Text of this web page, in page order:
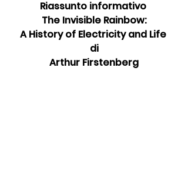
Riassunto informativo
The Invisible Rainbow:
A History of Electricity and Life
di
Arthur Firstenberg